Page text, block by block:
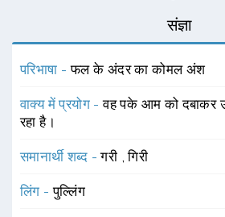
संज्ञा
परिभाषा -फल के अंदर का कोमल अंश
वाक्य में प्रयोग -वह पके आम को दबाकर
रहा है।
समानार्थी शब्द -गरी ,गिरी
लिंग -पुल्लिंग